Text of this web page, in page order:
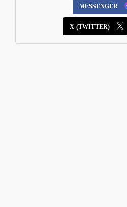
MESSENGER
X (TWITTER)